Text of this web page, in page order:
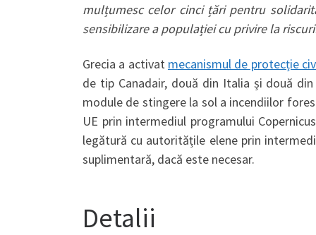
mulțumesc celor cinci țări pentru
sensibilizare a populației cu privire la
Grecia a activat mecanismul de protecție
de tip Canadair, două din Italia și două
module de stingere la sol a incendiilor
UE prin intermediul programului
legătură cu autoritățile elene prin
suplimentară, dacă este necesar.
Detalii